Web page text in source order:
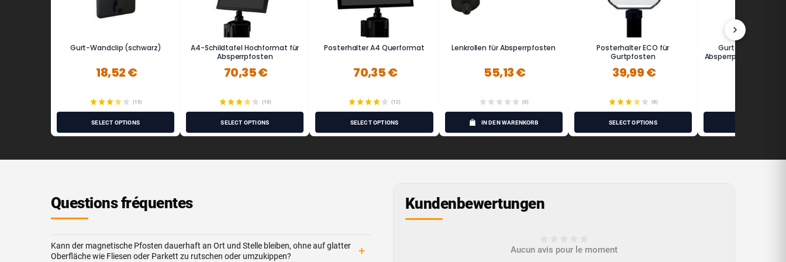
Gurt-Wandclip (schwarz)
18,52 €
(15)
SELECT OPTIONS
A4-Schildtafel Hochformat für
Absperrpfosten
70,35 €
(10)
SELECT OPTIONS
Posterhalter A4 Querformat
70,35 €
(12)
SELECT OPTIONS
Lenkrollen für Absperrpfosten
55,13 €
(0)
IN DEN WARENKORB
Posterhalter ECO für
Gurtpfosten
39,99 €
(8)
SELECT OPTIONS
Gurtaufnahme
Absperrpfosten und
Questions fréquentes
Kann der magnetische Pfosten dauerhaft an Ort und Stelle bleiben, ohne auf glatter
Oberfläche wie Fliesen oder Parkett zu rutschen oder umzukippen?
+
Kundenbewertungen
Aucun avis pour le moment